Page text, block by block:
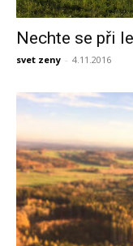
Nechte se při
svet zeny - 4.11.2016